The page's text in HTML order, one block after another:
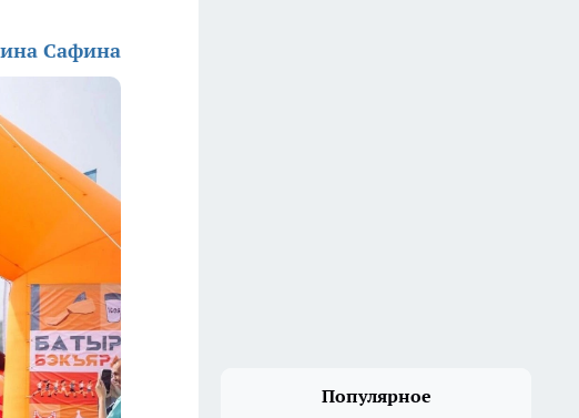
Сафина
Популярное